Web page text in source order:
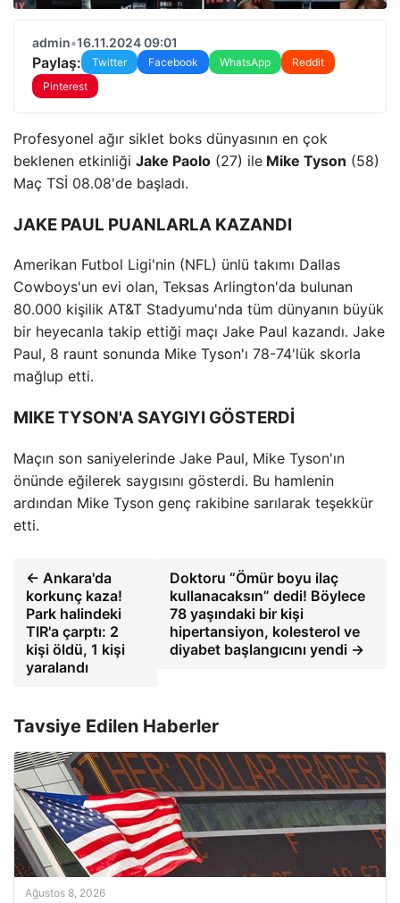
admin•16.11.2024 09:01
Paylaş: Twitter Facebook WhatsApp
Reddit
Pinterest
Profesyonel ağır siklet boks dünyasının en çok
beklenen etkinliği Jake Paolo (27) ile Mike Tyson (58)
Maç TSİ 08.08'de başladı.
JAKE PAUL PUANLARLA KAZANDI
Amerikan Futbol Ligi'nin (NFL) ünlü takımı Dallas
Cowboys'un evi olan, Teksas Arlington'da bulunan
80.000 kişilik AT&T Stadyumu'nda tüm dünyanın büyük
bir heyecanla takip ettiği maçı Jake Paul kazandı. Jake
Paul, 8 raunt sonunda Mike Tyson'ı 78-74'lük skorla
mağlup etti.
MIKE TYSON'A SAYGIYI GÖSTERDİ
Maçın son saniyelerinde Jake Paul, Mike Tyson'ın
önünde eğilerek saygısını gösterdi. Bu hamlenin
ardından Mike Tyson genç rakibine sarılarak teşekkür
etti.
← Ankara'da
korkunç kaza!
Park halindeki
TIR'a çarptı: 2
kişi öldü, 1 kişi
yaralandı
Doktoru “Ömür boyu ilaç
kullanacaksın” dedi! Böylece
78 yaşındaki bir kişi
hipertansiyon, kolesterol ve
diyabet başlangıcını yendi →
Tavsiye Edilen Haberler
Ağustos 8, 2026